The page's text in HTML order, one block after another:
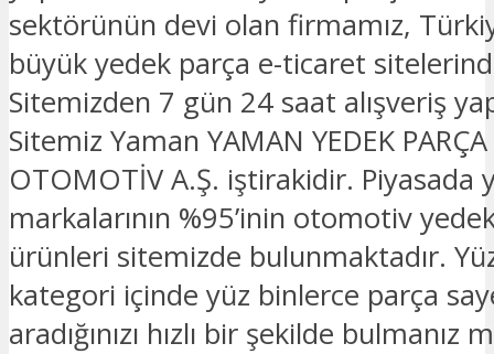
sektörünün devi olan firmamız,
büyük yedek parça e-ticaret
Sitemizden 7 gün 24 saat alışveriş
Sitemiz Yaman YAMAN YEDEK PARÇA
OTOMOTİV A.Ş. iştirakidir. Piyasada
markalarının %95’inin otomotiv
ürünleri sitemizde bulunmaktadır.
kategori içinde yüz binlerce parça
aradığınızı hızlı bir şekilde bulmanız